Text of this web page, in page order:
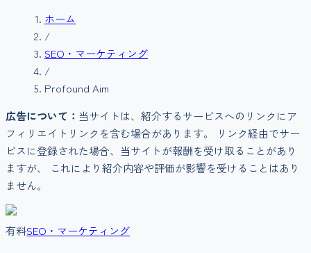
ホーム
/
SEO・マーケティング
/
Profound Aim
広告について： 当サイトは、紹介するサービスへのリンクにア
フィリエイトリンクを含む場合があります。 リンク経由でサー
ビスに登録された場合、当サイトが報酬を受け取ることがあり
ますが、 これにより紹介内容や評価が影響を受けることはあり
ません。
有料SEO・マーケティング